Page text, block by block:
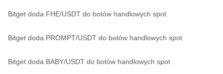
Bitget doda FHE/USDT do botów handlowych spot
Bitget doda PROMPT/USDT do botów handlowych spot
Bitget doda BABY/USDT do botów handlowych spot